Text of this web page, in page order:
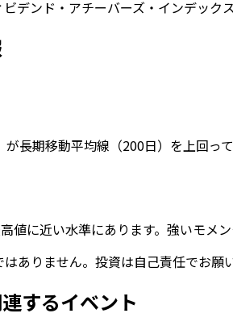
デンド・アチーバーズ・インデック
長期移動平均線（200日）を上回っ
値に近い水準にあります。強いモメ
ありません。投資は自己責任でお願い
するイベント